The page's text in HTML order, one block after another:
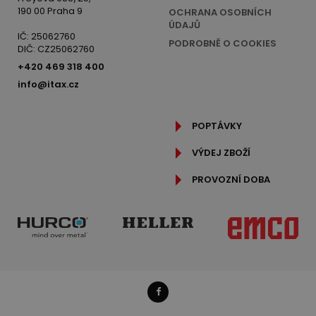
190 00 Praha 9
IČ: 25062760
DIČ: CZ25062760
+420 469 318 400
info@itax.cz
OCHRANA OSOBNÍCH
ÚDAJŮ
PODROBNĚ O COOKIES
POPTÁVKY
VÝDEJ ZBOŽÍ
PROVOZNÍ DOBA